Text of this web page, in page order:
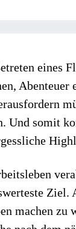
eines
Abenteuer
Und somit
machen